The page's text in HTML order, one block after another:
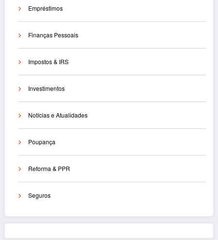
Empréstimos
Finanças Pessoais
Impostos & IRS
Investimentos
Notícias e Atualidades
Poupança
Reforma & PPR
Seguros